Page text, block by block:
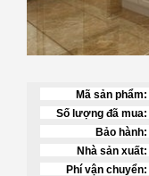
Mã sản phẩm:
Số lượng đã mua:
Bảo hành:
Nhà sản xuất:
Phí vận chuyển: